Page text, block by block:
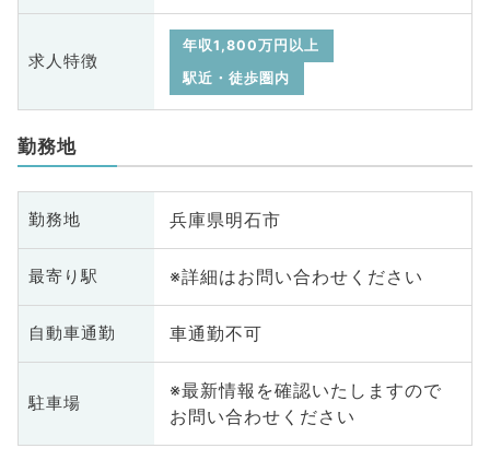
求人特徴
年収1,800万円以上
駅近・徒歩圏内
勤務地
勤務地 兵庫県明石市
最寄り駅 ※詳細はお問い合わせください
自動車通勤 車通勤不可
駐車場
※最新情報を確認いたしますので
お問い合わせください